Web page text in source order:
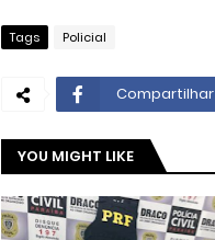
Tags Policial
Compartilhar
YOU MIGHT LIKE